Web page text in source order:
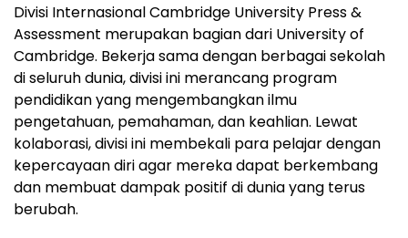
Divisi InternasionalCambridge University Press &
Assessment merupakan bagian dari University of
Cambridge. Bekerja sama dengan berbagai sekolah
di seluruh dunia, divisi ini merancang program
pendidikan yang mengembangkan ilmu
pengetahuan, pemahaman, dan keahlian. Lewat
kolaborasi, divisi ini membekali para pelajar dengan
kepercayaan diri agar mereka dapat berkembang
dan membuat dampak positif di dunia yang terus
berubah.